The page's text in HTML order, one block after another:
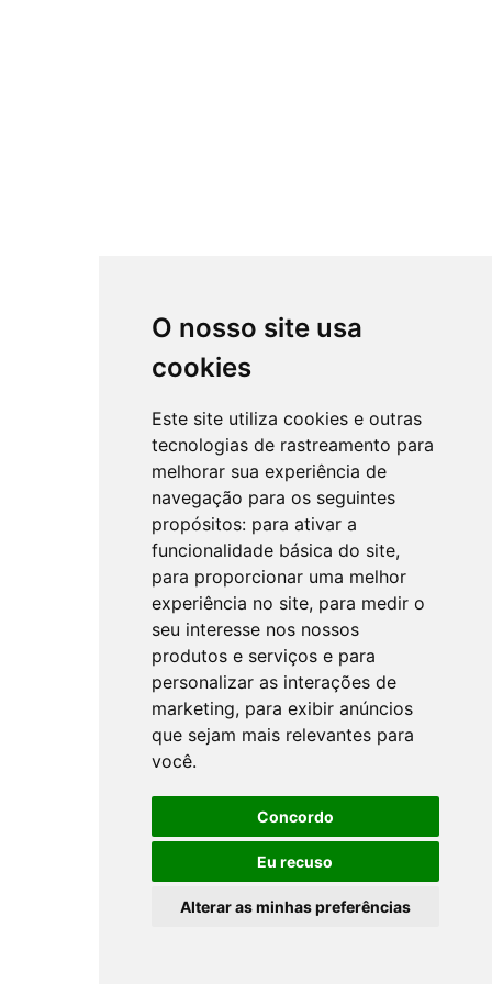
O nosso site usa
cookies
Este site utiliza cookies e outras
tecnologias de rastreamento para
melhorar sua experiência de
navegação para os seguintes
propósitos: para ativar a
funcionalidade básica do site,
para proporcionar uma melhor
experiência no site, para medir o
seu interesse nos nossos
produtos e serviços e para
personalizar as interações de
marketing, para exibir anúncios
que sejam mais relevantes para
você.
Concordo
Eu recuso
Alterar as minhas preferências